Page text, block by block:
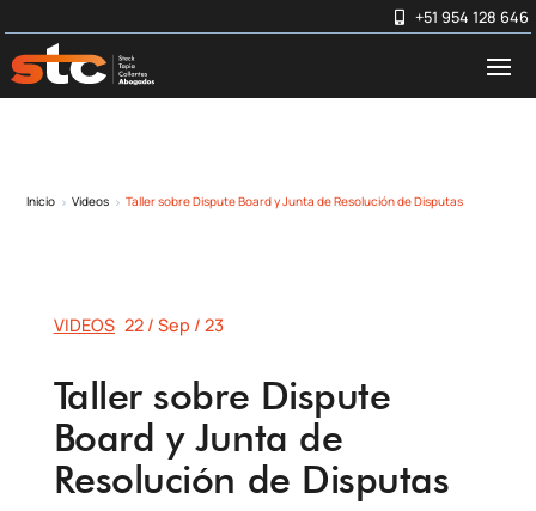
+51 954 128 646
Inicio 5 Videos 5 Taller sobre Dispute Board y Junta de Resolución de Disputas
VIDEOS 22 / Sep / 23
Taller sobre Dispute
Board y Junta de
Resolución de Disputas